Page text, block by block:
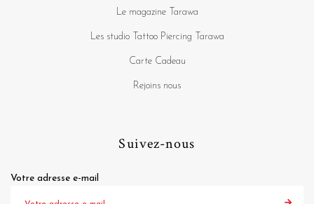
Le magazine Tarawa
Les studio Tattoo Piercing Tarawa
Carte Cadeau
Rejoins nous
Suivez-nous
Votre adresse e-mail